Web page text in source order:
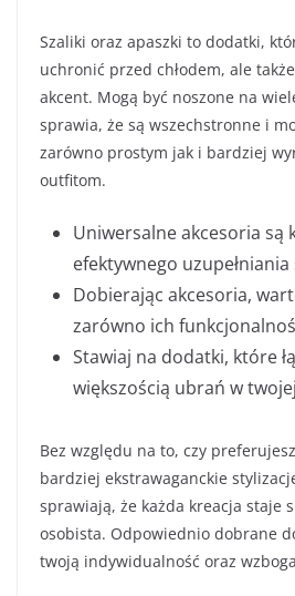
Szaliki oraz apaszki to dodatki,
uchronić przed chłodem, ale
akcent. Mogą być noszone na
sprawia, że są wszechstronne i
zarówno prostym jak i bardziej
outfitom.
Uniwersalne akcesoria są
efektywnego
Dobierając akcesoria,
zarówno ich
Stawiaj na dodatki, które
większością ubrań w
Bez względu na to, czy
bardziej ekstrawaganckie
sprawiają, że każda kreacja staje
osobista. Odpowiednio dobrane
twoją indywidualność oraz